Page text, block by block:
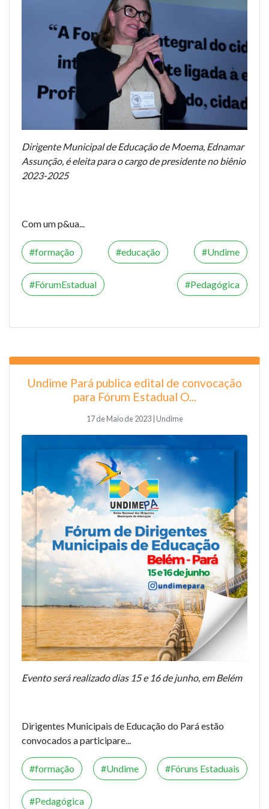
Dirigente Municipal de Educação de Moema, Ednamar
Assunção, é eleita para o cargo de presidente no biênio
2023-2025
Com um p&ua...
formação educação Undime
FórumEstadual Pedagógica
Undime Pará publica edital de convocação
para Fórum Estadual O...
17 de Maio de 2023 | Undime
Evento será realizado dias 15 e 16 de junho, em Belém
Dirigentes Municipais de Educação do Pará estão
convocados a participare...
formação Undime Fóruns Estaduais
Pedagógica